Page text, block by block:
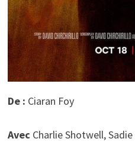
De : Ciaran Foy
Avec Charlie Shotwell,